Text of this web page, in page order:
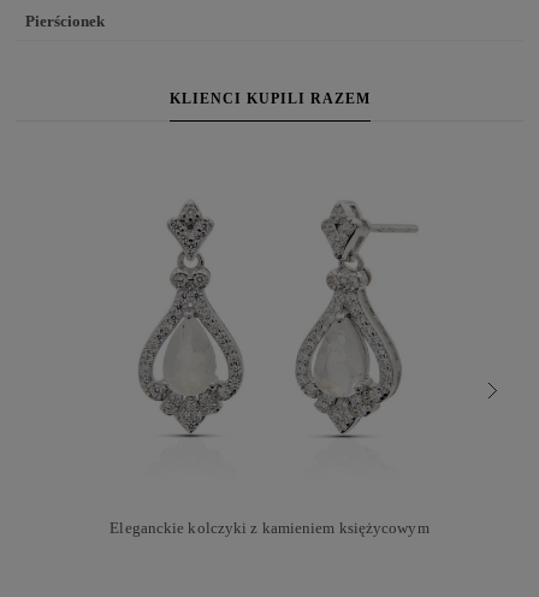
Pierścionek
KLIENCI KUPILI RAZEM
Eleganckie kolczyki z kamieniem księżycowym